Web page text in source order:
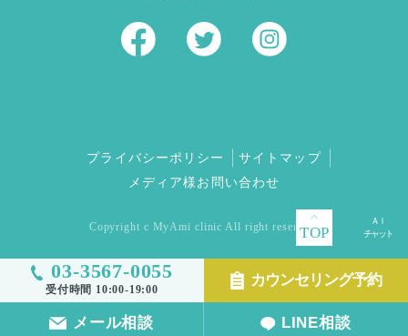
TOP
03-3567-0055
受付時間 10:00-19:00
カウンセリング予約
メール相談 LINE相談
プライバシーポリシー
サイトマップ
メディア様お問い合わせ
Copyright c MyAmi clinic All right reserved.